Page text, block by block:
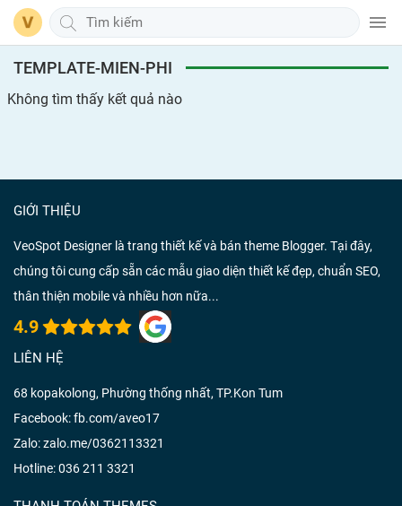
TEMPLATE-MIEN-PHI
Không tìm thấy kết quả nào
GIỚI THIỆU
VeoSpot Designer là trang thiết kế và bán theme Blogger. Tại đây,
chúng tôi cung cấp sẵn các mẫu giao diện thiết kế đẹp, chuẩn SEO,
thân thiện mobile và nhiều hơn nữa...
4.9
LIÊN HỆ
68 kopakolong, Phường thống nhất, TP.Kon Tum
Facebook:fb.com/aveo17
Zalo:zalo.me/0362113321
Hotline:036 211 3321